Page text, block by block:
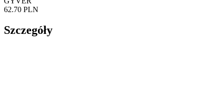
62.70 PLN
Szczegóły